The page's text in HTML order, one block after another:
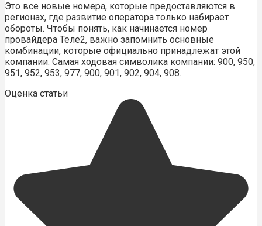
Это все новые номера, которые предоставляются в
регионах, где развитие оператора только набирает
обороты. Чтобы понять, как начинается номер
провайдера Теле2, важно запомнить основные
комбинации, которые официально принадлежат этой
компании. Самая ходовая символика компании: 900, 950,
951, 952, 953, 977, 900, 901, 902, 904, 908.
Оценка статьи